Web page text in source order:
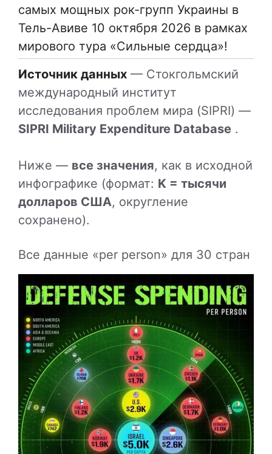
самых мощных рок-групп Украины в
Тель-Авиве 10 октября 2026 в рамках
мирового тура «Сильные сердца»!
Источник данных — Стокгольмский
международный институт
исследования проблем мира (SIPRI) —
SIPRI Military Expenditure Database .
Ниже — все значения, как в исходной
инфографике (формат: K = тысячи
долларов США, округление
сохранено).
Все данные «per person» для 30 стран